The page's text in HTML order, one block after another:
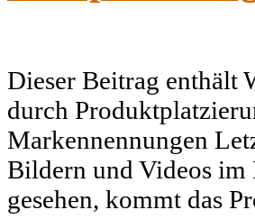
Dieser Beitrag enthält
durch
Markennennungen
Bildern und Videos im
gesehen, kommt das